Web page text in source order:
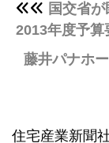
国交省
2013年度予算
藤井パナホ
住宅産業新聞